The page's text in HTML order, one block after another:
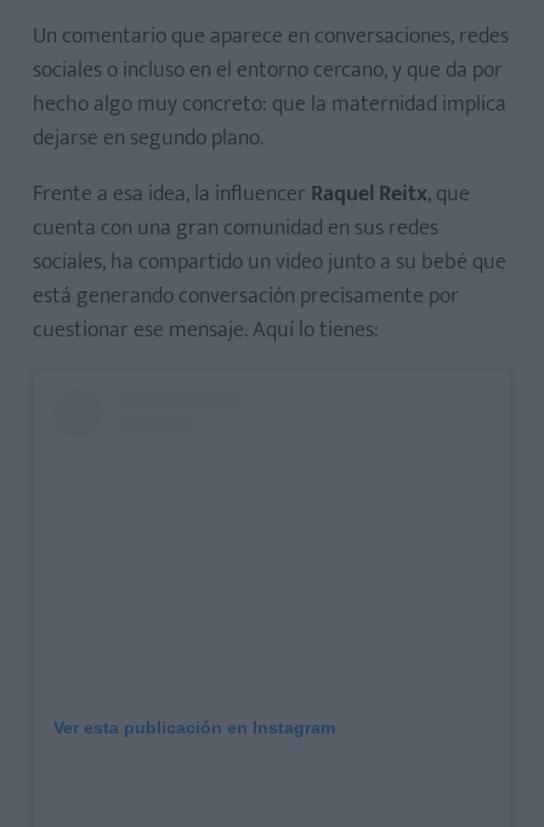
Un comentario que aparece en conversaciones, redes
sociales o incluso en el entorno cercano, y que da por
hecho algo muy concreto: que la maternidad implica
dejarse en segundo plano.
Frente a esa idea, la influencer Raquel Reitx, que
cuenta con una gran comunidad en sus redes
sociales, ha compartido un video junto a su bebé que
está generando conversación precisamente por
cuestionar ese mensaje. Aquí lo tienes:
Ver esta publicación en Instagram